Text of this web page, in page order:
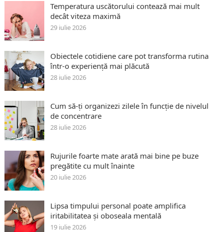
Temperatura uscătorului contează mai mult
decât viteza maximă
29 iulie 2026
Obiectele cotidiene care pot transforma rutina
într-o experiență mai plăcută
28 iulie 2026
Cum să-ți organizezi zilele în funcție de nivelul
de concentrare
28 iulie 2026
Rujurile foarte mate arată mai bine pe buze
pregătite cu mult înainte
20 iulie 2026
Lipsa timpului personal poate amplifica
iritabilitatea și oboseala mentală
19 iulie 2026